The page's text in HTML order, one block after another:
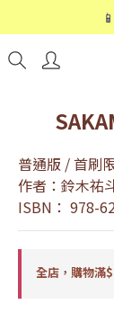
❤️會
普通版 / 首刷
作者：鈴木祐
ISBN： 978-
全店，購物滿